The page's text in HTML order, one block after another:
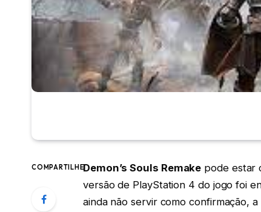
COMPARTILHEDemon’s Souls Remake pode estar
versão de PlayStation 4 do jogo foi
ainda não servir como confirmação,